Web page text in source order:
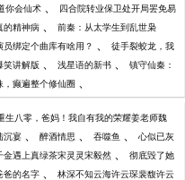
你会仙术 、 四合院转业保卫处开局罢免易
的精神病 、 前秦：从太学生到乱世枭
员绑定个曲库有啥用？ 、 徒手裂蛟龙，我
笑讲解版 、 浅星语的新书 、 镇守仙秦：
，癫遍整个修仙圈 、
生八零，爸妈！我自有我的荣耀姜老师魏
沉宴 、 醉酒情思 、 吞噬鱼 、 心似已灰
金遇上真绿茶宋灵灵宋毅然 、 彻底毁了她
爸的名字 、 林深不知云海许云琛裴馥许云